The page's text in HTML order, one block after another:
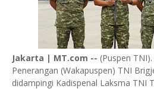
Jakarta | MT.com -- (Puspen
Penerangan (Wakapuspen) TNI
didampingi Kadispenal Laksma TNI